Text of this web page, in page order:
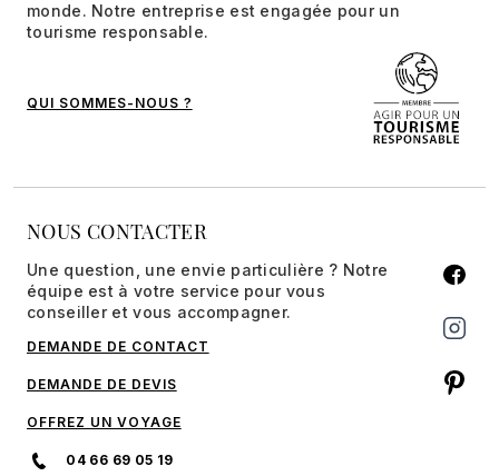
monde. Notre entreprise est engagée pour un
tourisme responsable.
QUI SOMMES-NOUS ?
NOUS CONTACTER
Une question, une envie particulière ? Notre
équipe est à votre service pour vous
conseiller et vous accompagner.
DEMANDE DE CONTACT
DEMANDE DE DEVIS
OFFREZ UN VOYAGE
04 66 69 05 19